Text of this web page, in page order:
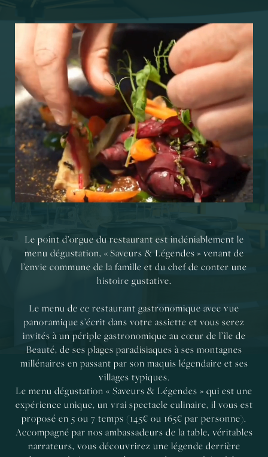
Le point d’orgue du restaurant est indéniablement le
menu dégustation, « Saveurs & Légendes » venant de
l’envie commune de la famille et du chef de conter une
histoire gustative.
Le menu de ce restaurant gastronomique avec vue
panoramique s’écrit dans votre assiette et vous serez
invités à un périple gastronomique au cœur de l’île de
Beauté, de ses plages paradisiaques à ses montagnes
millénaires en passant par son maquis légendaire et ses
villages typiques.
Le menu dégustation « Saveurs & Légendes » qui est une
expérience unique, un vrai spectacle culinaire, il vous est
proposé en 5 ou 7 temps (145€ ou 165€ par personne).
Accompagné par nos ambassadeurs de la table, véritables
narrateurs, vous découvrirez une légende derrière